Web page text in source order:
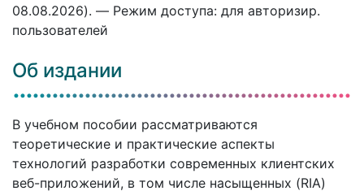
08.08.2026). — Режим доступа: для авторизир.
пользователей
Об издании
В учебном пособии рассматриваются
теоретические и практические аспекты
технологий разработки современных клиентских
веб-приложений, в том числе насыщенных (RIA)